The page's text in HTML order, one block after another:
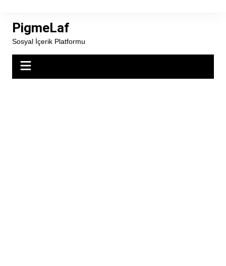
contentPigmeLaf
Sosyal İçerik Platformu